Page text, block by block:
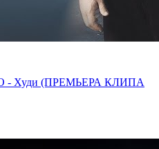
- Худи (ПРЕМЬЕРА КЛИПА